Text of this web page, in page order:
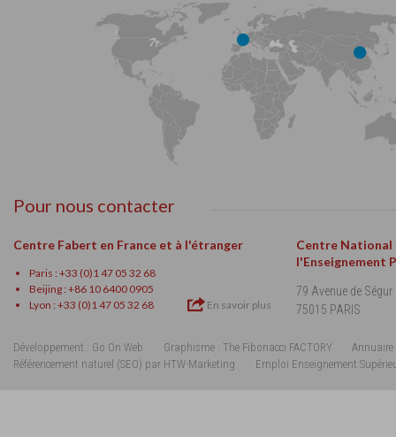
Pour nous contacter
Centre Fabert en France et à l'étranger
Paris : +33 (0)1 47 05 32 68
Beijing : +86 10 6400 0905
Lyon : +33 (0)1 47 05 32 68
En savoir plus
Centre National
l'Enseignement
79 Avenue de Ségur
75015 PARIS
Développement : Go On Web Graphisme : The Fibonacci FACTORY
Annuaire
Référencement naturel (SEO) par HTW-Marketing
Emploi Enseignement